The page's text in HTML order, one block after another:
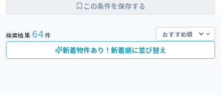
この条件を保存する
検索結果 64件
新着物件あり！新着順に並び替え